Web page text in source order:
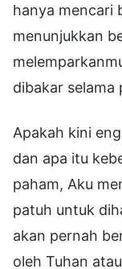
hanya mencari
menunjukkan
dibakar selama
Apakah kini
dan apa itu
paham, Aku
patuh untuk
akan pernah
oleh Tuhan